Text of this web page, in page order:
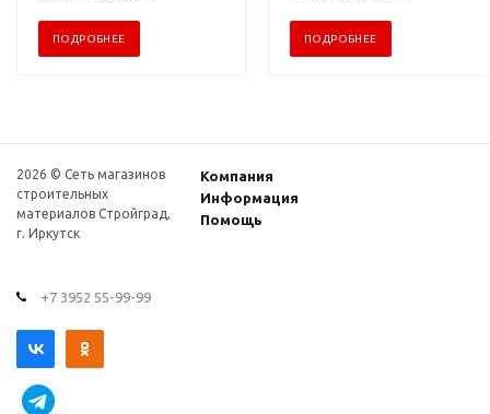
ПОДРОБНЕЕ ПОДРОБНЕЕ
2026 © Сеть магазинов
строительных
материалов Стройград,
г. Иркутск
Компания
Информация
Помощь
+7 3952 55-99-99